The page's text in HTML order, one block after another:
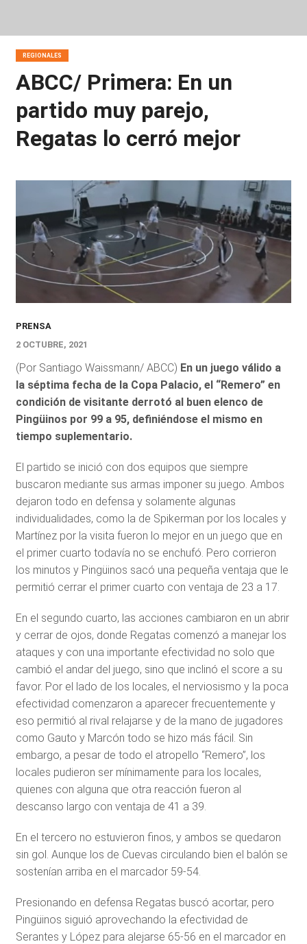
REGIONALES
ABCC/ Primera: En un
partido muy parejo,
Regatas lo cerró mejor
PRENSA
2 OCTUBRE, 2021
(Por Santiago Waissmann/ ABCC) En un juego válido a
la séptima fecha de la Copa Palacio, el “Remero” en
condición de visitante derrotó al buen elenco de
Pingüinos por 99 a 95, definiéndose el mismo en
tiempo suplementario.
El partido se inició con dos equipos que siempre
buscaron mediante sus armas imponer su juego. Ambos
dejaron todo en defensa y solamente algunas
individualidades, como la de Spikerman por los locales y
Martínez por la visita fueron lo mejor en un juego que en
el primer cuarto todavía no se enchufó. Pero corrieron
los minutos y Pingüinos sacó una pequeña ventaja que le
permitió cerrar el primer cuarto con ventaja de 23 a 17.
En el segundo cuarto, las acciones cambiaron en un abrir
y cerrar de ojos, donde Regatas comenzó a manejar los
ataques y con una importante efectividad no solo que
cambió el andar del juego, sino que inclinó el score a su
favor. Por el lado de los locales, el nerviosismo y la poca
efectividad comenzaron a aparecer frecuentemente y
eso permitió al rival relajarse y de la mano de jugadores
como Gauto y Marcón todo se hizo más fácil. Sin
embargo, a pesar de todo el atropello “Remero”, los
locales pudieron ser mínimamente para los locales,
quienes con alguna que otra reacción fueron al
descanso largo con ventaja de 41 a 39.
En el tercero no estuvieron finos, y ambos se quedaron
sin gol. Aunque los de Cuevas circulando bien el balón se
sostenían arriba en el marcador 59-54.
Presionando en defensa Regatas buscó acortar, pero
Pingüinos siguió aprovechando la efectividad de
Serantes y López para alejarse 65-56 en el marcador en